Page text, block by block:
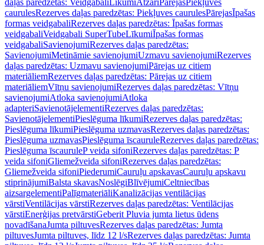
daļas paredzētas: Veidgabali LīkumiAtzari PārejasPiekļuves
caurulesRezerves daļas paredzētas: Piekļuves caurulesPārejasĪpašas
formas veidgabaliRezerves daļas paredzētas: Īpašas formas
veidgabaliVeidgabali SuperTubeLīkumiĪpašas formas
veidgabaliSavienojumiRezerves daļas paredzētas:
SavienojumiMetināmie savienojumiUzmavu savienojumiRezerves
daļas paredzētas: Uzmavu savienojumiPārejas uz citiem
materiāliemRezerves daļas paredzētas: Pārejas uz citiem
materiāliemVītņu savienojumiRezerves daļas paredzētas: Vītņu
savienojumiAtloka savienojumiAtloka
adapteriSavienotājelementiRezerves daļas paredzētas:
SavienotājelementiPieslēguma līkumiRezerves daļas paredzētas:
Pieslēguma līkumiPieslēguma uzmavasRezerves daļas paredzētas:
Pieslēguma uzmavasPieslēguma īscauruleRezerves daļas paredzētas:
Pieslēguma īscauruleP veida sifoniRezerves daļas paredzētas: P
veida sifoniGliemežveida sifoniRezerves daļas paredzētas:
Gliemežveida sifoniPiederumiCauruļu apskavasCauruļu apskavu
stiprinājumiBalsta skavasNoslēgiBlīvējumiCeltniecības
aizsargelementiPalīgmateriāliKanalizācijas ventilācijas
vārstiVentilācijas vārstiRezerves daļas paredzētas: Ventilācijas
vārstiEnerģijas pretvārstiGeberit Pluvia jumta lietus ūdens
novadīšanaJumta piltuvesRezerves daļas paredzētas: Jumta
piltuvesJumta piltuves, līdz 12 l/sRezerves daļas paredzētas: Jumta